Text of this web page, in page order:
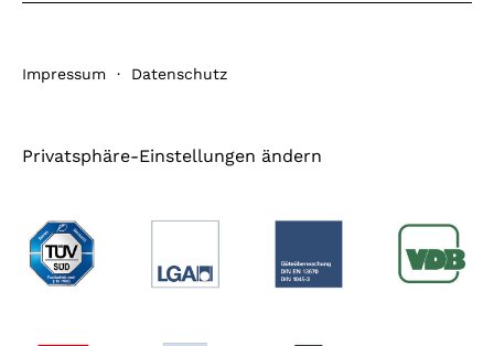
Privatsphäre-Einstellungen ändern
Impressum · Datenschutz